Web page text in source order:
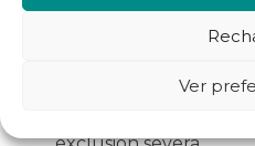
Ver
Los rostros de la
El informe identifica los